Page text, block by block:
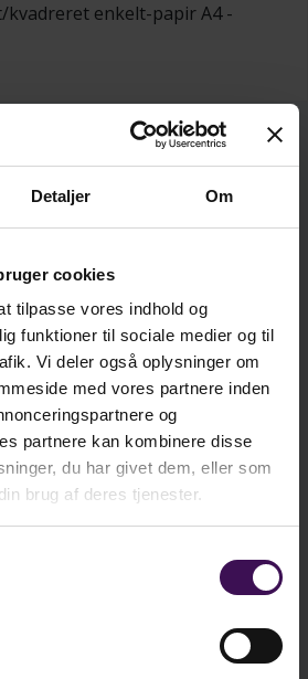
Detaljer Om
cookies
tilpasse vores indhold og
funktioner til sociale medier og til
Vi deler også oplysninger om
med vores partnere inden
og
partnere kan kombinere disse
du har givet dem, eller som
brug af deres tjenester.
enkelt-papir A4 -
kr.4,25
ekskl. moms
kr.5,31
500 stk.
Læg i kurv
Pris/stk.
500
kr. 4,25
kr. 4,25